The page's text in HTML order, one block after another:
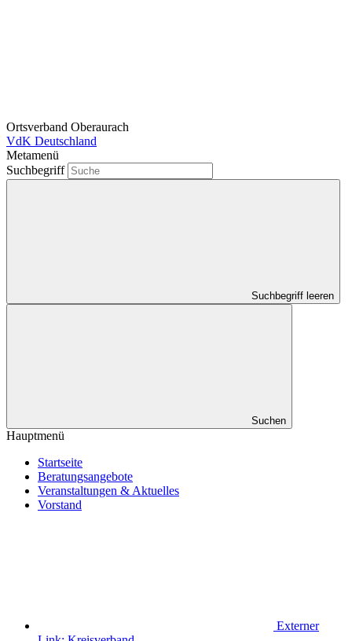
Ortsverband Oberaurach
VdK Deutschland
Metamenü
Suchbegriff
Suchbegriff leeren
Suchen
Hauptmenü
Startseite
Beratungsangebote
Veranstaltungen & Aktuelles
Vorstand
Externer